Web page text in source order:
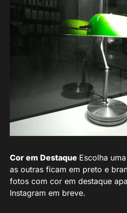
Cor em Destaque Escolha
as outras ficam em preto e
fotos com cor em destaque
Instagram em breve.